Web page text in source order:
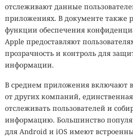
отслеживают данные
приложениях. В документе также
функции обеспечения
Apple предоставляют
прозрачность и контроль для
информации.
В среднем приложения включают в
от других компаний,
отслеживать пользователей и
информацию. Большинство
для Android и iOS имеют